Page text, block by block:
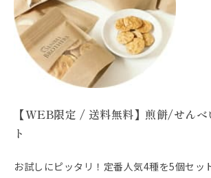
【WEB限定 / 送料無料】煎餅/せんべ
ト
お試しにピッタリ！定番人気4種を5個セッ